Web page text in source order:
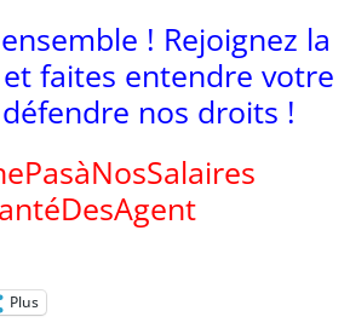
! Rejoignez la
faites entendre votre
nos droits !
Plus